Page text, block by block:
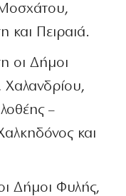
και Πειραιά.
οι Δήμοι
–
και
Δήμοι Φυλής,